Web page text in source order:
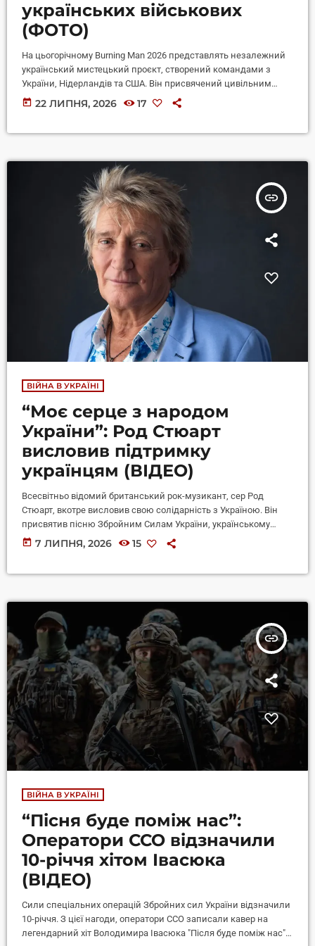
українських військових
(ФОТО)
На цьогорічному Burning Man 2026 представлять незалежний
український мистецький проєкт, створений командами з
України, Нідерландів та США. Він присвячений цивільним
українцям, які стали на захист України зі зброєю в руках, а
також в пам’ять про загиблого митця і військового Захара
тих, кого вже немає поруч, повідомляє NV з […]
today 22 ЛИПНЯ, 2026 17
insert_link
ВІЙНА В УКРАЇНІ
“Моє серце з народом
України”: Род Стюарт
висловив підтримку
українцям (ВІДЕО)
Всесвітньо відомий британський рок-музикант, сер Род
Стюарт, вкотре висловив свою солідарність з Україною. Він
присвятив пісню Збройним Силам України, українському
народу та президенту Володимиру Зеленському. Під час свого
нещодавнього концерту в Стокгольмі 81-річний
наголосив, що захоплюється мужністю українців, які ведуть
виснажливу боротьбу, що за тривалістю вже наближається […]
today 7 ЛИПНЯ, 2026 15
insert_link
ВІЙНА В УКРАЇНІ
“Пісня буде поміж нас”:
Оператори ССО відзначили
10-річчя хітом Івасюка
(ВІДЕО)
Сили спеціальних операцій Збройних сил України відзначили
10-річчя. З цієї нагоди, оператори ССО записали кавер на
легендарний хіт Володимира Івасюка "Після буде поміж нас".